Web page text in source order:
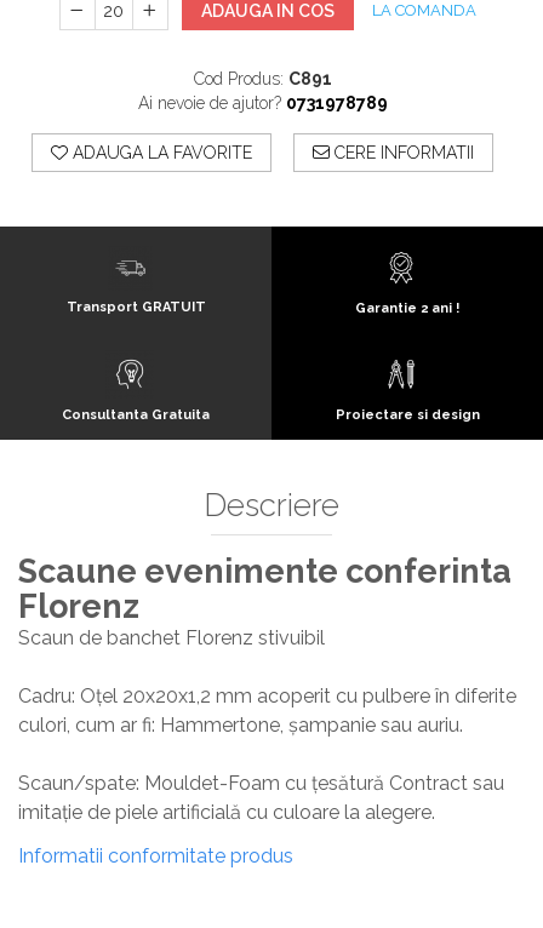
ADAUGA IN COS LA COMANDA
Cod Produs: C891
Ai nevoie de ajutor? 0731978789
ADAUGA LA FAVORITE CERE INFORMATII
Transport GRATUIT Garantie 2 ani !
Consultanta Gratuita Proiectare si design
Descriere
Scaune evenimente conferinta
Florenz
Scaun de banchet Florenz stivuibil
Cadru: Oțel 20x20x1,2 mm acoperit cu pulbere în diferite
culori, cum ar fi: Hammertone, șampanie sau auriu.
Scaun/spate: Mouldet-Foam cu țesătură Contract sau
imitație de piele artificială cu culoare la alegere.
Informatii conformitate produs